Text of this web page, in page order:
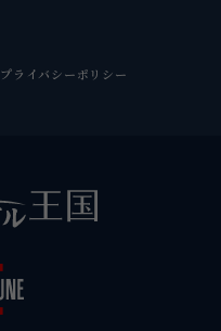
プライバシーポリシー